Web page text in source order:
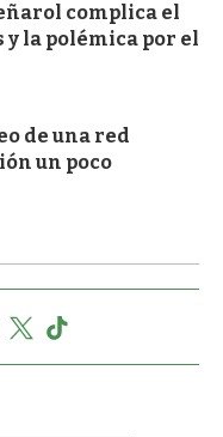
complica el
y la polémica por el
de una red
un poco